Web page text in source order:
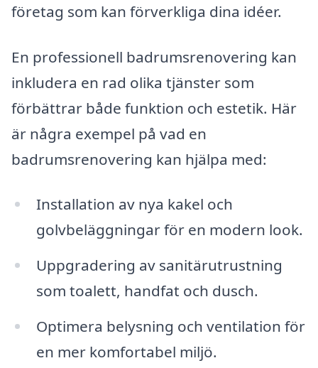
företag som kan förverkliga dina idéer.
En professionell badrumsrenovering kan
inkludera en rad olika tjänster som
förbättrar både funktion och estetik. Här
är några exempel på vad en
badrumsrenovering kan hjälpa med:
Installation av nya kakel och
golvbeläggningar för en modern look.
Uppgradering av sanitärutrustning
som toalett, handfat och dusch.
Optimera belysning och ventilation för
en mer komfortabel miljö.